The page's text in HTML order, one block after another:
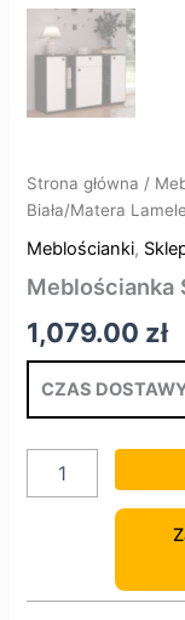
Strona główna /
Biała/Matera Lamele
Meblościanki,
Meblościanka
1,079.00 zł
CZAS